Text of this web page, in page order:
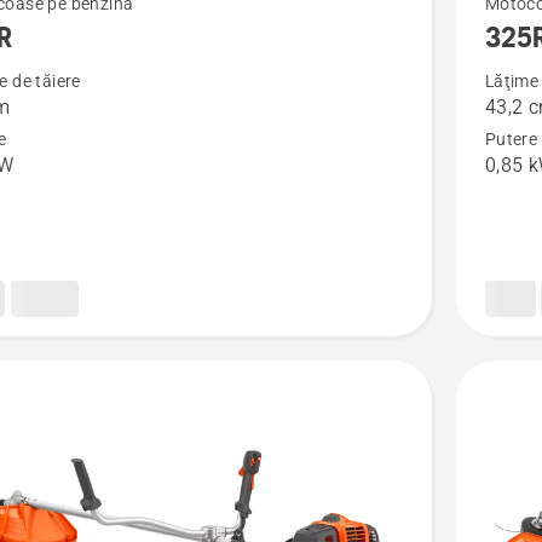
de tăiere
mai
multe
detalii
despre
325R
43,2
Putere
0,85